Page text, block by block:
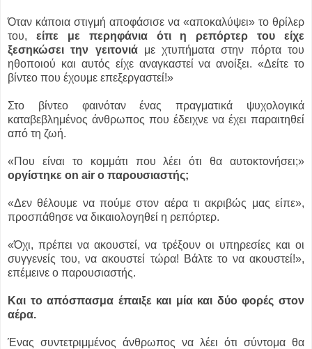
Όταν κάποια στιγμή αποφάσισε να «αποκαλύψει» το θρίλερ
του, είπε με περηφάνια ότι η ρεπόρτερ του είχε
ξεσηκώσει την γειτονιάμε χτυπήματα στην πόρτα του
ηθοποιού και αυτός είχε αναγκαστεί να ανοίξει. «Δείτε το
βίντεο που έχουμε επεξεργαστεί!»
Στο βίντεο φαινόταν ένας πραγματικά ψυχολογικά
καταβεβλημένος άνθρωπος που έδειχνε να έχει παραιτηθεί
από τη ζωή.
«Που είναι το κομμάτι που λέει ότι θα αυτοκτονήσει;»
οργίστηκε on air ο παρουσιαστής;
«Δεν θέλουμε να πούμε στον αέρα τι ακριβώς μας είπε»,
προσπάθησε να δικαιολογηθεί η ρεπόρτερ.
«Όχι, πρέπει να ακουστεί, να τρέξουν οι υπηρεσίες και οι
συγγενείς του, να ακουστεί τώρα! Βάλτε το να ακουστεί!»,
επέμεινε ο παρουσιαστής.
Και το απόσπασμα έπαιξε και μία και δύο φορές στον
αέρα.
Ένας συντετριμμένος άνθρωπος να λέει ότι σύντομα θα